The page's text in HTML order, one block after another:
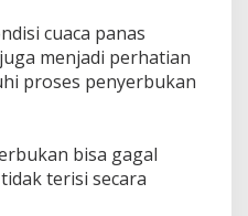
cuaca panas
menjadi perhatian
proses penyerbukan
bisa gagal
terisi secara